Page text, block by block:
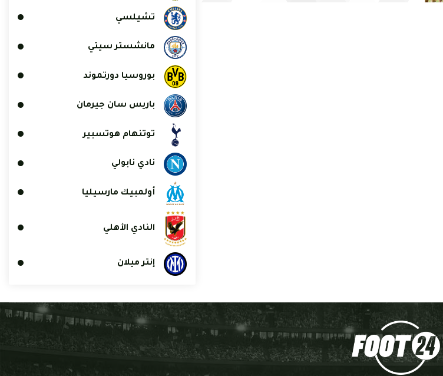
تشيلسي
مانشستر سيتي
بوروسيا دورتموند
باريس سان جيرمان
توتنهام هوتسبير
نادي نابولي
أولمبيك مارسيليا
النادي الأهلي
إنتر ميلان